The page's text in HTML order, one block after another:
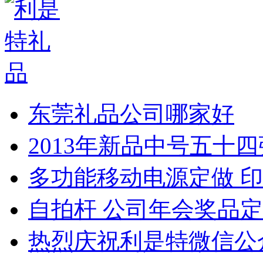
东莞礼品公司哪家好
2013年新品中号五十
多功能移动电源定做
自拍杆 公司年会奖品
热烈庆祝利是特微信